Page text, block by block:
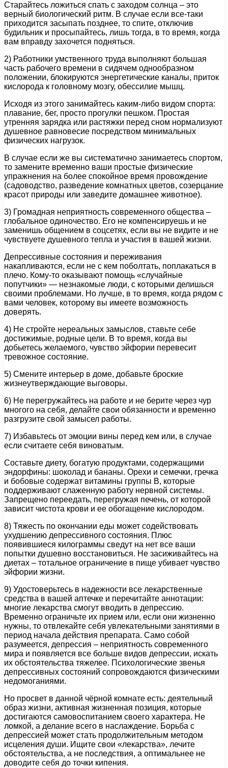
Старайтесь ложиться спать с заходом солнца – это
верный биологический ритм. В случае если все-таки
приходится засыпать позднее, то спите, отключив
будильник и просыпайтесь, лишь тогда, в то время, когда
вам вправду захочется подняться.
2) Работники умственного труда выполняют большая
часть рабочего времени в сидячем однообразном
положении, блокируются энергетические каналы, приток
кислорода к головному мозгу, обессилие мышц.
Исходя из этого занимайтесь каким-либо видом спорта:
плавание, бег, просто прогулки пешком. Простая
утренняя зарядка или растяжки перед сном нормализуют
душевное равновесие посредством минимальных
физических нагрузок.
В случае если же вы систематично занимаетесь спортом,
то замените временно ваши простые физические
упражнения на более спокойное время провождение
(садоводство, разведение комнатных цветов, созерцание
красот природы или заведите домашнее животное).
3) Громадная неприятность современного общества –
глобальное одиночество. Его не компенсируешь и не
заменишь общением в соцсетях, если вы не видите и не
чувствуете душевного тепла и участия в вашей жизни.
Депрессивные состояния и переживания
накапливаются, если не с кем поболтать, поплакаться в
плечо. Кому-то оказывают помощь «случайные
попутчики» — незнакомые люди, с которыми делишься
своими проблемами. Но лучше, в то время, когда рядом с
вами человек, которому вы имеете возможность
доверять.
4) Не стройте нереальных замыслов, ставьте себе
достижимые, родные цели. В то время, когда вы
добьетесь желаемого, чувство эйфории перевесит
тревожное состояние.
5) Смените интерьер в доме, добавьте броские
жизнеутверждающие выговоры.
6) Не перегружайтесь на работе и не берите через чур
многого на себя, делайте свои обязанности и временно
разгрузите свой замысел работы.
7) Избавьтесь от эмоции вины перед кем или, в случае
если считаете себя виноватым.
Составьте диету, богатую продуктами, содержащими
эндорфины: шоколад и бананы. Орехи и семечки, гречка
и бобовые содержат витамины группы В, которые
поддерживают слаженную работу нервной системы.
Запрещено переедать, перегружая печень, от которой
зависит чистота крови и ее обогащение кислородом.
8) Тяжесть по окончании еды может содействовать
ухудшению депрессивного состояния. Плюс
появившиеся килограммы сведут на нет все ваши
попытки душевно восстановиться. Не засиживайтесь на
диетах – тотальное ограничение в пище убивает чувство
эйфории жизни.
9) Удостоверьтесь в надежности все лекарственные
средства в вашей аптечке и перечитайте аннотации:
многие лекарства смогут вводить в депрессию.
Временно ограничьте их прием или, если они жизненно
нужны, то отвлекайте себя увлекательными занятиями в
период начала действия препарата. Само собой
разумеется, депрессия – неприятность современного
мира и появляется все больше видов депрессии, искать
их обстоятельства тяжелее. Психологические звенья
депрессивных состояний сопровождаются физическими
недомоганиями.
Но просвет в данной чёрной комнате есть: деятельный
образ жизни, активная жизненная позиция, которые
достигаются самовоспитанием своего характера. Не
ломкой, а делание всего в наслаждение. Борьба с
депрессией может стать продолжительным методом
исцеления души. Ищите свои «лекарства», лечите
обстоятельства, а не последствия, а оптимальнее не
доводите себя до точки кипения.